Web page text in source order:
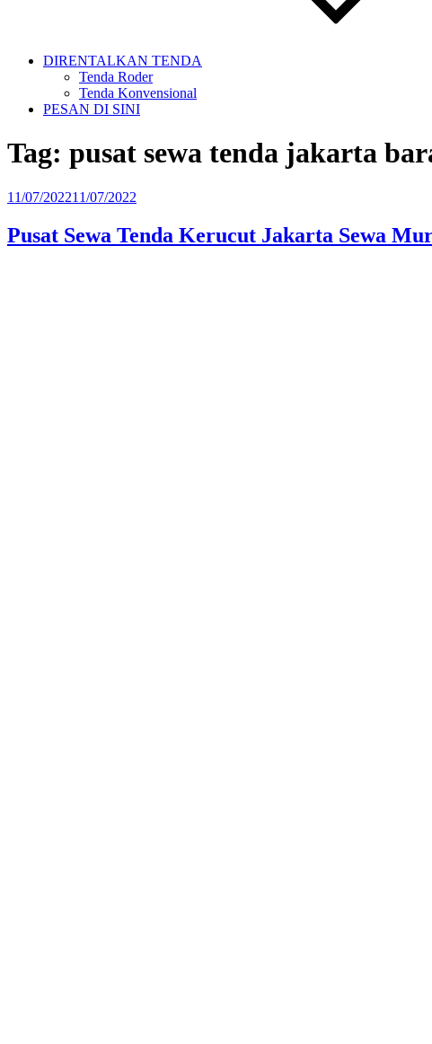
DIRENTALKAN TENDA
Tenda Roder
Tenda Konvensional
PESAN DI SINI
Tag: pusat sewa tenda jakarta
Diposkan
11/07/202211/07/2022
Pusat Sewa Tenda Kerucut Jakarta Sewa